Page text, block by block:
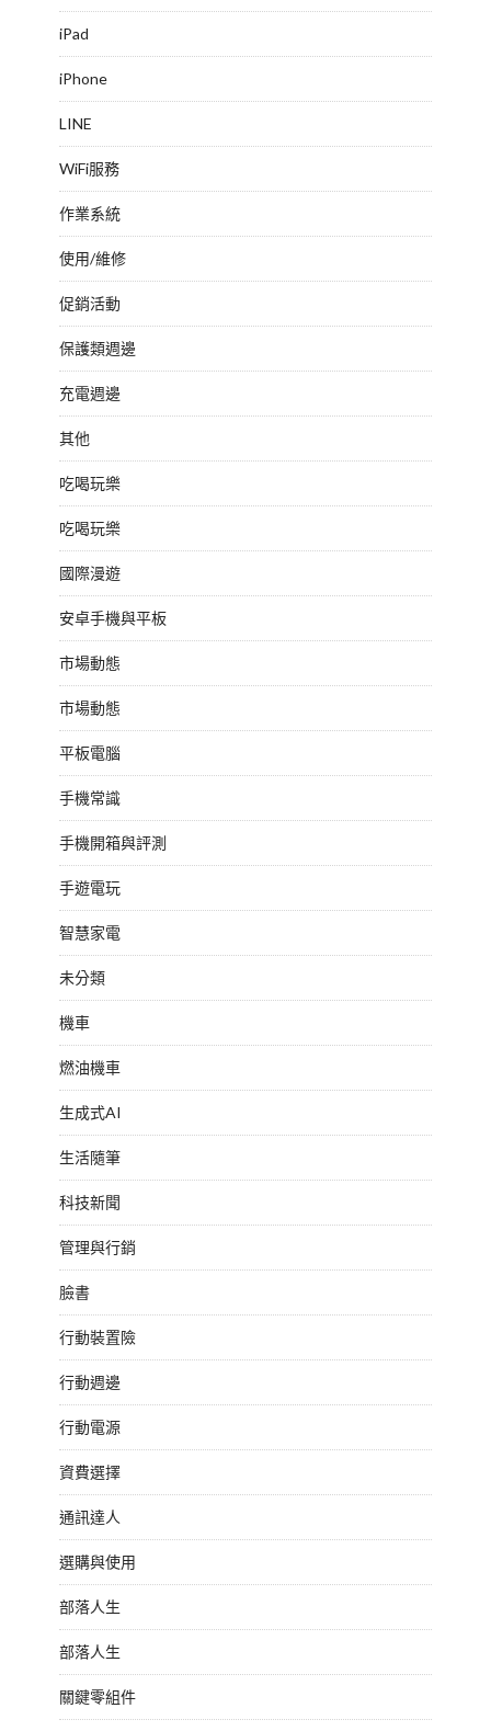
iPad
iPhone
LINE
WiFi服務
作業系統
使用/維修
促銷活動
保護類週邊
充電週邊
其他
吃喝玩樂
吃喝玩樂
國際漫遊
安卓手機與平板
市場動態
市場動態
平板電腦
手機常識
手機開箱與評測
手遊電玩
智慧家電
未分類
機車
燃油機車
生成式AI
生活隨筆
科技新聞
管理與行銷
臉書
行動裝置險
行動週邊
行動電源
資費選擇
通訊達人
選購與使用
部落人生
部落人生
關鍵零組件